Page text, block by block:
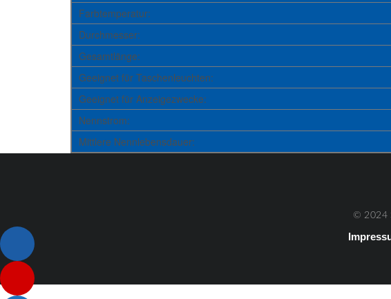
Farbtemperatur:
Durchmesser:
Gesamtlänge:
Geeignet für Taschenleuchten:
Geeignet für Anzeigezwecke:
Nennstrom:
Mittlere Nennlebensdauer:
© 2024